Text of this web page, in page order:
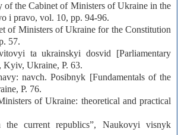
of the Cabinet of Ministers of Ukraine in the
i pravo, vol. 10, pp. 94-96.
of Ministers of Ukraine for the Constitution
57.
ta ukrainskyi dosvid [Parliamentary
Ukraine, P. 63.
navch. Posibnyk [Fundamentals of the
P. 76.
of Ukraine: theoretical and practical
current republics”, Naukovyi visnyk